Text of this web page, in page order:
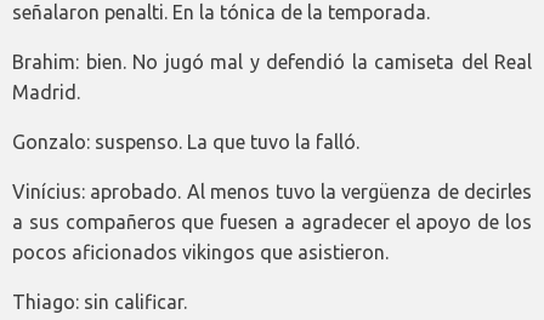
señalaron penalti. En la tónica de la temporada.
Brahim: bien. No jugó mal y defendió la camiseta del Real
Madrid.
Gonzalo: suspenso. La que tuvo la falló.
Vinícius: aprobado. Al menos tuvo la vergüenza de decirles
a sus compañeros que fuesen a agradecer el apoyo de los
pocos aficionados vikingos que asistieron.
Thiago: sin calificar.